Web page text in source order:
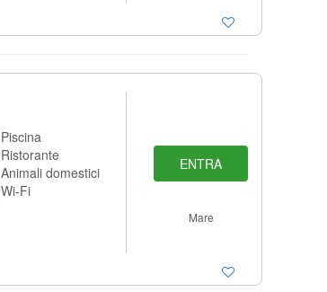
Piscina
Ristorante
Animali domestici
Wi-Fi
ENTRA
Mare